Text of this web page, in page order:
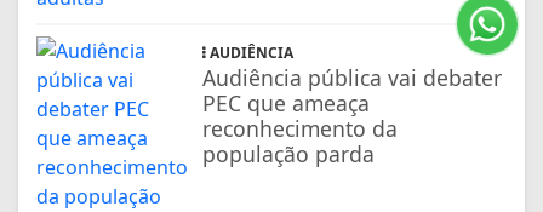
AUDIÊNCIA
Audiência pública vai debater
PEC que ameaça
reconhecimento da
população parda